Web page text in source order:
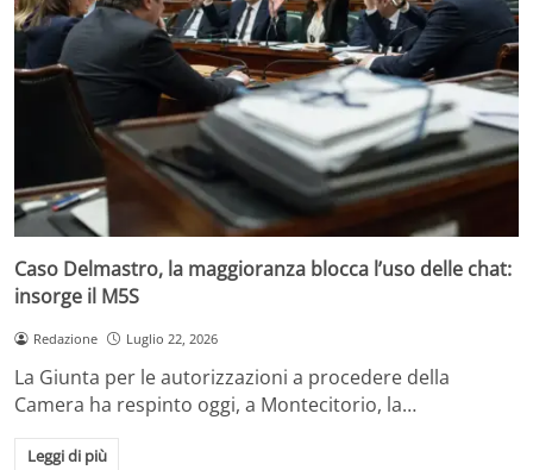
Caso Delmastro, la maggioranza blocca l’uso delle chat:
insorge il M5S
Redazione Luglio 22, 2026
La Giunta per le autorizzazioni a procedere della
Camera ha respinto oggi, a Montecitorio, la…
Leggi di più